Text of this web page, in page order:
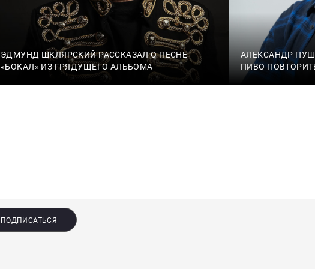
ЭДМУНД ШКЛЯРСКИЙ РАССКАЗАЛ О ПЕСНЕ
«БОКАЛ» ИЗ ГРЯДУЩЕГО АЛЬБОМА
АЛЕКСАНДР
ПИВО
ПОДПИСАТЬСЯ